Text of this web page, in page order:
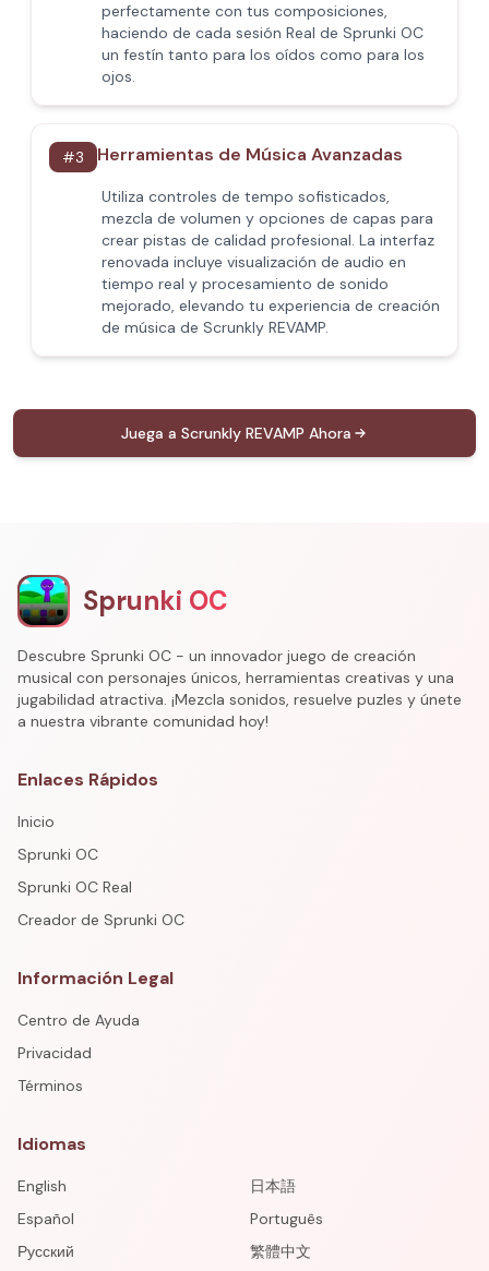
perfectamente con tus composiciones,
haciendo de cada sesión Real de Sprunki OC
un festín tanto para los oídos como para los
ojos.
#3 Herramientas de Música Avanzadas
Utiliza controles de tempo sofisticados,
mezcla de volumen y opciones de capas para
crear pistas de calidad profesional. La interfaz
renovada incluye visualización de audio en
tiempo real y procesamiento de sonido
mejorado, elevando tu experiencia de creación
de música de Scrunkly REVAMP.
Juega a Scrunkly REVAMP Ahora
Sprunki OC
Descubre Sprunki OC - un innovador juego de creación
musical con personajes únicos, herramientas creativas y una
jugabilidad atractiva. ¡Mezcla sonidos, resuelve puzles y únete
a nuestra vibrante comunidad hoy!
Enlaces Rápidos
Inicio
Sprunki OC
Sprunki OC Real
Creador de Sprunki OC
Información Legal
Centro de Ayuda
Privacidad
Términos
Idiomas
English
日本語
Español
Português
Русский
繁體中文